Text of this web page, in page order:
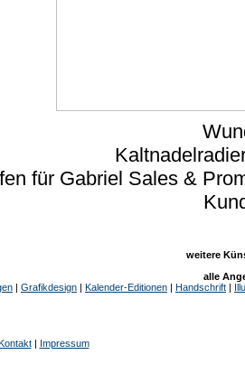
für Gabriel Sales &
weitere
alle
| Grafikdesign | Kalender-Editionen | Handschrift |
| Impressum